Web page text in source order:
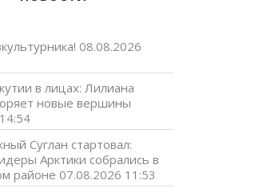
08.08.2026
в лицах: Лилиана
новые вершины
Суглан стартовал:
Арктики собрались в
районе 07.08.2026 11:53